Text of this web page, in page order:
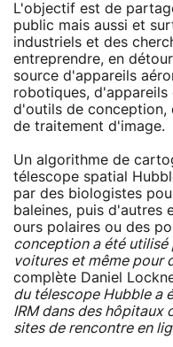
L'objectif est de
public mais aussi et
industriels et des
entreprendre, en
source d'appareils
robotiques,
d'outils de conception,
de traitement d'image.
Un algorithme de
télescope spatial
par des biologistes
baleines, puis d'autres
ours polaires ou des
conception a été utilisé
voitures et même pour
complète Daniel
du télescope Hubble a
IRM dans des hôpitaux
sites de rencontre en